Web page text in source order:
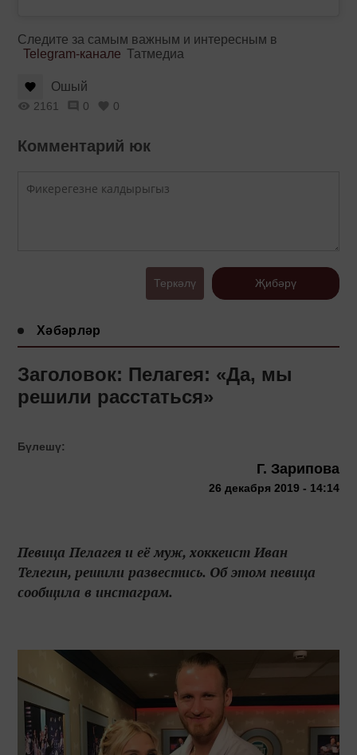
Следите за самым важным и интересным в
Telegram-канале Татмедиа
Ошый
2161 0 0
Комментарий юк
Теркәлү Җибәрү
Хәбәрләр
Заголовок: Пелагея: «Да, мы
решили расстаться»
Бүлешү:
Г. Зарипова
26 декабря 2019 - 14:14
Певица Пелагея и её муж, хоккеист Иван
Телегин, решили развестись. Об этом певица
сообщила в инстаграм.